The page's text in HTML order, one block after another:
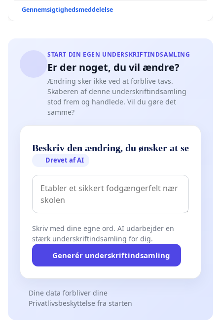
Gennemsigtighedsmeddelelse
START DIN EGEN UNDERSKRIFTINDSAMLING
Er der noget, du vil ændre?
Ændring sker ikke ved at forblive tavs.
Skaberen af denne underskriftindsamling
stod frem og handlede. Vil du gøre det
samme?
Beskriv den ændring, du ønsker at se
Drevet af AI
Skriv med dine egne ord. AI udarbejder en
stærk underskriftindsamling for dig.
Generér underskriftindsamling
Dine data forbliver dine
Privatlivsbeskyttelse fra starten